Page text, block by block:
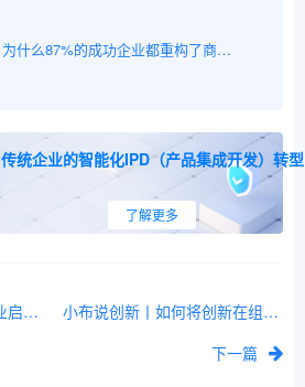
AI时代，为什么87%的成功企业都重构了商业模式？
传统企业的智能化IPD（产品集成开发）转型
了解更多
2025诺贝尔经济学奖商业启示录 | 从创造性破坏到增长文化
小布说创新丨如何将创新在组织成功落地？
下一篇